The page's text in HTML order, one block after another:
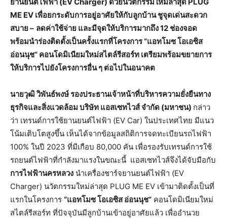
ME EV เพื่อยกระดับการอยู่อาศัยให้กับลูกบ้าน ชูจุดเด่นสะดวก
สบาย – ลดค่าใช้จ่าย และมีจุดให้บริการมากถึง 12 ช่องจอด
พร้อมนำร่องติดตั้งเป็นครั้งแรกที่โครงการ “แอทโมซ โอเอซิส
อ่อนนุช” คอนโดมิเนียมใหม่สไตล์รีสอร์ท เตรียมพร้อมขยายการ
ให้บริการไปยังโครงการอื่น ๆ ต่อไปในอนาคต
นายวุฒิ วิพันธ์พงษ์ รองประธานเจ้าหน้าที่บริหารความยั่งยืนทาง
ธุรกิจและสิ่งแวดล้อม บริษัท แอสเซทไวส์ จำกัด (มหาชน) กล่าว
ว่า เทรนด์การใช้ยานยนต์ไฟฟ้า (EV Car) ในประเทศไทย มีแนว
โน้มเติบโตสูงขึ้น เห็นได้จากข้อมูลสถิติการจดทะเบียนรถไฟฟ้า
100% ในปี 2023 ที่มีเกือบ 80,000 คัน เพื่อรองรับเทรนด์การใช้
รถยนต์ไฟฟ้าที่กำลังมาแรงในขณะนี้ แอสเซทไวส์จึงได้จับมือกับ
การไฟฟ้านครหลวง นำเครื่องชาร์จยานยนต์ไฟฟ้า (EV
Charger) นวัตกรรมใหม่ล่าสุด PLUG ME EV เข้ามาติดตั้งเป็นที่
แรกในโครงการ “แอทโมซ โอเอซิส อ่อนนุช” คอนโดมิเนียมใหม่
สไตล์รีสอร์ท ที่ปัจจุบันมีลูกบ้านเข้าอยู่อาศัยแล้ว เพื่ออำนวย